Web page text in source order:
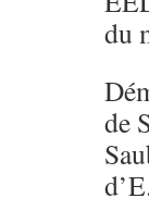
du
de